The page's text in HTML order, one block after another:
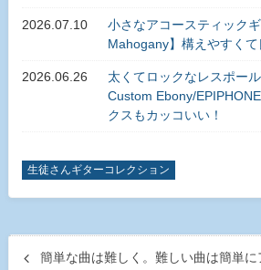
2026.07.10
小さなアコースティック
Mahogany】構えやすくて
2026.06.26
太くてロックなレスポー
Custom Ebony/
クスもカッコいい！
生徒さんギターコレクション
簡単な曲は難しく。難しい曲は簡単に